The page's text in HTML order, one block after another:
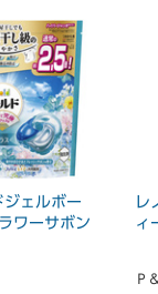
ジェルボー
ワーサボン
レ
ィ
Ｐ